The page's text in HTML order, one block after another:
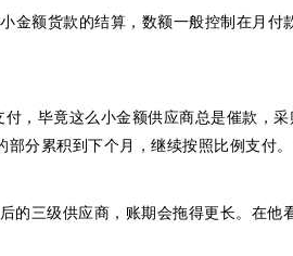
金额货款的结算，数额一般控制在月
，毕竟这么小金额供应商总是催款，
分累积到下个月，继续按照比例支付。
的三级供应商，账期会拖得更长。在他